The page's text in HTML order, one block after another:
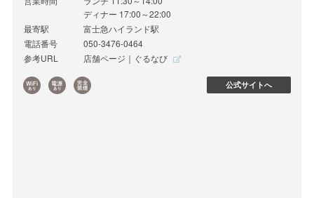
ディナー 17:00～22:00
最寄駅
富士急ハイランド駅
電話番号
050-3476-0464
参考URL
店舗ページ｜ぐるなび
公式サイトへ